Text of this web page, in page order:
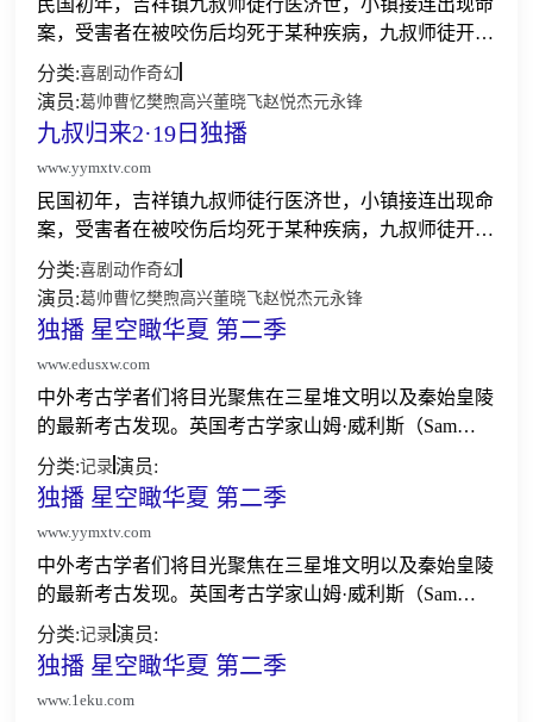
民国初年，吉祥镇九叔师徒行医济世，小镇接连出现命
案，受害者在被咬伤后均死于某种疾病，九叔师徒开始
了一场奇趣爆笑的追凶之旅，最终发现凶手是一些为了
躲避灾祸藏于深山中被称为巫狼人的可怜人......
分类:喜剧 动作奇幻
演员:葛帅曹忆樊煦高兴董晓飞赵悦杰元永锋
九叔归来2·19日独播
www.yymxtv.com
民国初年，吉祥镇九叔师徒行医济世，小镇接连出现命
案，受害者在被咬伤后均死于某种疾病，九叔师徒开始
了一场奇趣爆笑的追凶之旅，最终发现凶手是一些为了
躲避灾祸藏于深山中被称为巫狼人的可怜人......
分类:喜剧 动作奇幻
演员:葛帅曹忆樊煦高兴董晓飞赵悦杰元永锋
独播 星空瞰华夏 第二季
www.edusxw.com
中外考古学者们将目光聚焦在三星堆文明以及秦始皇陵
的最新考古发现。英国考古学家山姆·威利斯（Sam
Willis）带着诸多疑问和好奇，踏上中华文明探秘之
旅，借助卫星遥感、数字摄影测量、雷达激光扫描、三
维...
分类:记录演员:
独播 星空瞰华夏 第二季
www.yymxtv.com
中外考古学者们将目光聚焦在三星堆文明以及秦始皇陵
的最新考古发现。英国考古学家山姆·威利斯（Sam
Willis）带着诸多疑问和好奇，踏上中华文明探秘之
旅，借助卫星遥感、数字摄影测量、雷达激光扫描、三
维...
分类:记录演员:
独播 星空瞰华夏 第二季
www.1eku.com